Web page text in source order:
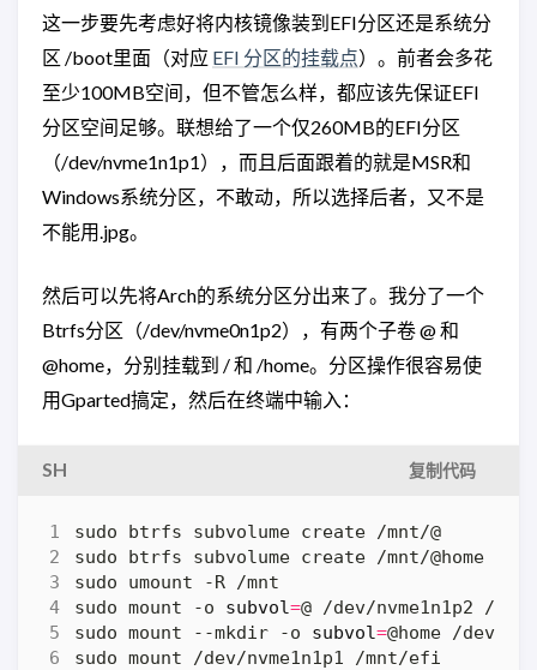
这一步要先考虑好将内核镜像装到EFI分区还是系统分
区 /boot里面（对应 EFI 分区的挂载点）。前者会多花
至少100MB空间，但不管怎么样，都应该先保证EFI
分区空间足够。联想给了一个仅260MB的EFI分区
（/dev/nvme1n1p1），而且后面跟着的就是MSR和
Windows系统分区，不敢动，所以选择后者，又不是
不能用.jpg。
然后可以先将Arch的系统分区分出来了。我分了一个
Btrfs分区（/dev/nvme0n1p2），有两个子卷 @ 和
@home，分别挂载到 / 和 /home。分区操作很容易使
用Gparted搞定，然后在终端中输入：
SH 复制代码
sudo mount -o subvol=
sudo mount --mkdir -o subvol=
sudo mount /dev/nvme1n1p1 /mnt/efi